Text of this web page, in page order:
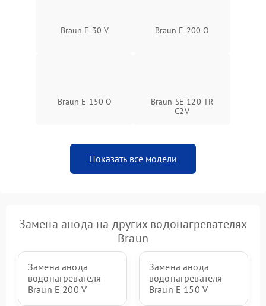
Braun E 30 V Braun E 200 O
Braun E 150 O
Braun SE 120 TR
C2V
Показать все модели
Замена анода на других водонагревателях
Braun
Замена анода
водонагревателя
Braun E 200 V
Замена анода
водонагревателя
Braun E 150 V